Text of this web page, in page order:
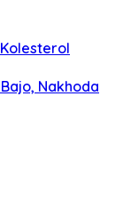
Nakhoda